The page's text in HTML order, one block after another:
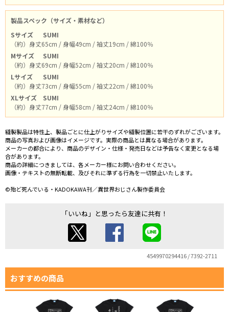
製品スペック（サイズ・素材など）
Sサイズ
SUMI
（約）身丈65cm / 身幅49cm / 袖丈19cm / 綿100％
Mサイズ
SUMI
（約）身丈69cm / 身幅52cm / 袖丈20cm / 綿100％
Lサイズ
SUMI
（約）身丈73cm / 身幅55cm / 袖丈22cm / 綿100％
XLサイズ
SUMI
（約）身丈77cm / 身幅58cm / 袖丈24cm / 綿100％
縫製製品は特性上、製品ごとに仕上がりサイズや縫製位置に若干のずれがございます。
商品の写真および画像はイメージです。実際の商品とは異なる場合があります。
メーカーの都合により、商品のデザイン・仕様・発売日などは予告なく変更となる場
合があります。
商品の詳細につきましては、各メーカー様にお問い合わせください。
画像・テキストの無断転載、及びそれに準ずる行為を一切禁止いたします。
©殆ど死んでいる・KADOKAWA刊／異世界おじさん製作委員会
「いいね」と思ったら友達に共有！
4549970294416 / 7392-2711
おすすめの商品